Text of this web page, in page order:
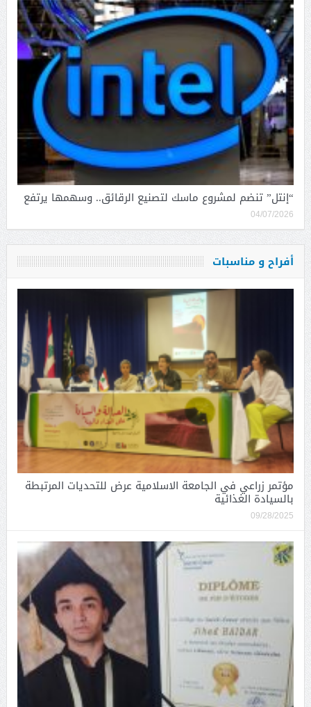
“إنتل” تنضم لمشروع ماسك لتصنيع الرقائق.. وسهمها يرتفع
04/07/2026
أفراح و مناسبات
مؤتمر زراعي في الجامعة الاسلامية عرض للتحديات المرتبطة
بالسيادة الغذائية
09/28/2025